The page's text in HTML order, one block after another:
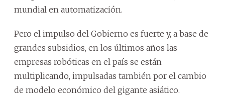
mundial en automatización.
Pero el impulso del Gobierno es fuerte y, a base de
grandes subsidios, en los últimos años las
empresas robóticas en el país se están
multiplicando, impulsadas también por el cambio
de modelo económico del gigante asiático.